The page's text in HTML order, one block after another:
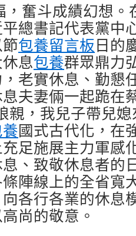
奮斗成績幻想。
總書記代表黨中
包養留言板日的
息包養群眾鼎力
老實休息、勤懇
夫妻倆一起跪在
親，我兒子帶兒
國式古代化，在
足施展主力軍感
、致敬休息者的
陣線上的全省寬
各行各業的休息
尚的敬意。